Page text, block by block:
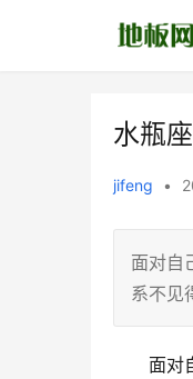
水瓶
jifeng •
面对自
系不见
面对自